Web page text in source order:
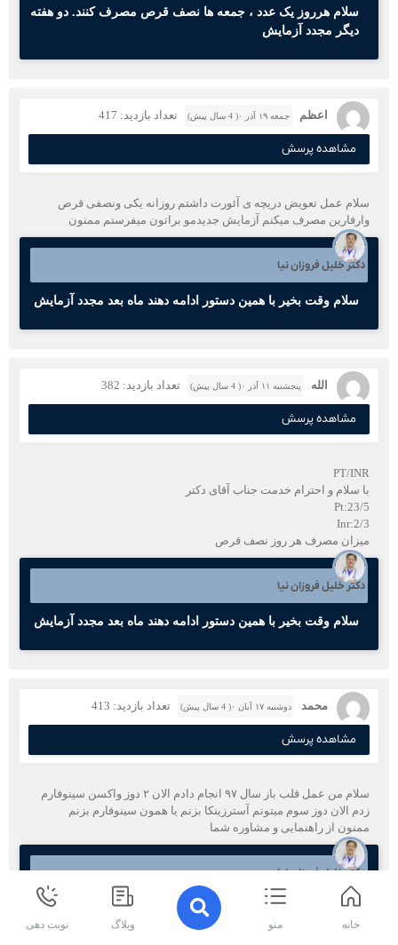
سلام هرروز یک عدد ، جمعه ها نصف قرص مصرف کنند. دو هفته
دیگر مجدد آزمایش
اعظم جمعه ۱۹ آذر ۰( 4 سال پیش) تعداد بازدید: 417
مشاهده پرسش
سلام عمل تعویض دریچه ی آئورت داشتم روزانه یکی ونصفی قرص
وارفارین مصرف میکنم آزمایش جدیدمو براتون میفرستم ممنون
دکتر خلیل فروزان نیا
سلام وقت بخیر با همین دستور ادامه دهند ماه بعد مجدد آزمایش
الله پنجشنبه ۱۱ آذر ۰( 4 سال پیش) تعداد بازدید: 382
مشاهده پرسش
PT/INR
با سلام و احترام خدمت جناب آقای دکتر
Pt:23/5
Inr:2/3
میزان مصرف هر روز نصف قرص
دکتر خلیل فروزان نیا
سلام وقت بخیر با همین دستور ادامه دهند ماه بعد مجدد آزمایش
محمد دوشنبه ۱۷ آبان ۰( 4 سال پیش) تعداد بازدید: 413
مشاهده پرسش
سلام من عمل قلب باز سال ۹۷ انجام دادم الان ۲ دوز واکسن سینوفارم
زدم الان دوز سوم میتونم آسترزینکا بزنم یا همون سینوفارم بزنم
ممنون از راهنمایی و مشاوره شما
دکتر خلیل فروزان نیا
سلام آسترازنکا
خانه منو وبلاگ نوبت دهی